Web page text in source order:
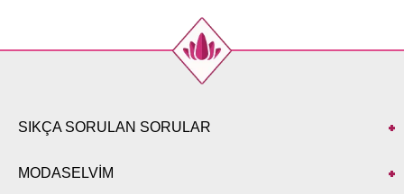
SIKÇA SORULAN SORULAR
MODASELVİM